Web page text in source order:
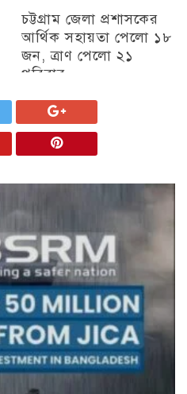
চট্টগ্রাম জেলা প্রশাসকের
আর্থিক সহায়তা পেলো ১৮
জন, ত্রাণ পেলো ২১
পরিবার
চট্টগ্রাম